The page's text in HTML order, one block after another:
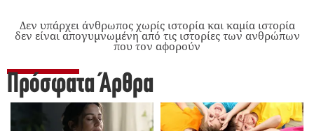
Δεν υπάρχει άνθρωπος χωρίς ιστορία και καμία ιστορία
δεν είναι απογυμνωμένη από τις ιστορίες των ανθρώπων
που τον αφορούν
Πρόσφατα Άρθρα